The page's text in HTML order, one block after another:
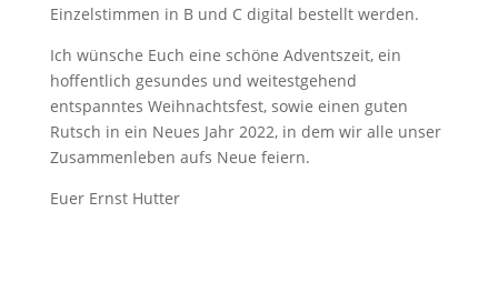
Einzelstimmen in B und C digital bestellt werden.
Ich wünsche Euch eine schöne Adventszeit, ein
hoffentlich gesundes und weitestgehend
entspanntes Weihnachtsfest, sowie einen guten
Rutsch in ein Neues Jahr 2022, in dem wir alle unser
Zusammenleben aufs Neue feiern.
Euer Ernst Hutter